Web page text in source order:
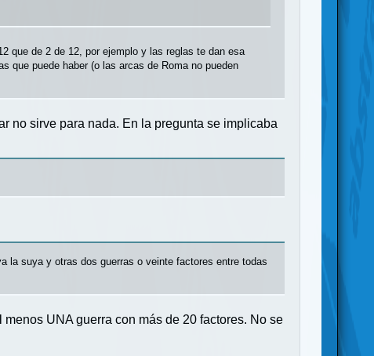
que de 2 de 12, por ejemplo y las reglas te dan esa
que puede haber (o las arcas de Roma no pueden
no sirve para nada. En la pregunta se implicaba
la suya y otras dos guerras o veinte factores entre todas
UNA guerra con más de 20 factores. No se